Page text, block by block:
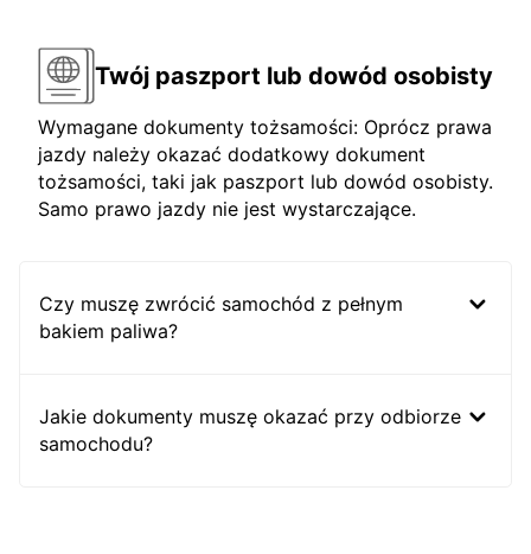
Twój paszport lub dowód osobisty
Wymagane dokumenty tożsamości: Oprócz prawa
jazdy należy okazać dodatkowy dokument
tożsamości, taki jak paszport lub dowód osobisty.
Samo prawo jazdy nie jest wystarczające.
Czy muszę zwrócić samochód z pełnym
bakiem paliwa?
Jakie dokumenty muszę okazać przy odbiorze
samochodu?